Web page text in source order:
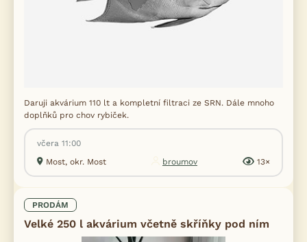
Daruji akvárium 110 lt a kompletní filtraci ze SRN. Dále mnoho
doplňků pro chov rybiček.
včera 11:00
Most, okr. Most
broumov 13×
PRODÁM
Velké 250 l akvárium včetně skříňky pod ním